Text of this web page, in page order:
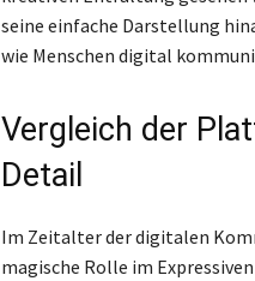
seine einfache Darstellung
wie Menschen digital
Vergleich der
Detail
Im Zeitalter der digitalen
magische Rolle im